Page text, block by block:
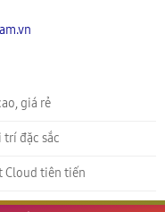
giá rẻ
trí đặc sắc
Cloud tiên tiến